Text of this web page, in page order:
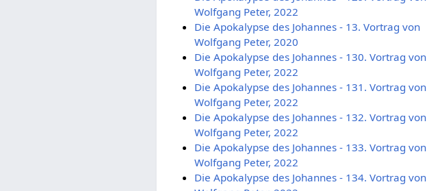
Wolfgang Peter, 2022
Die Apokalypse des Johannes - 13. Vortrag von
Wolfgang Peter, 2020
Die Apokalypse des Johannes - 130. Vortrag von
Wolfgang Peter, 2022
Die Apokalypse des Johannes - 131. Vortrag von
Wolfgang Peter, 2022
Die Apokalypse des Johannes - 132. Vortrag von
Wolfgang Peter, 2022
Die Apokalypse des Johannes - 133. Vortrag von
Wolfgang Peter, 2022
Die Apokalypse des Johannes - 134. Vortrag von